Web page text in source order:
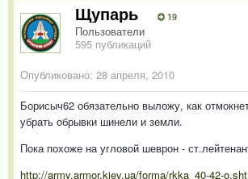
Щупарь 19
Пользователи
595 публикаций
Опубликовано: 28 апреля, 2010
Борисыч62 обязательно выложу, как
убрать обрывки шинели и земли.
Пока похоже на угловой шеврон -
http://army.armor.kiev.ua/forma/rkka_40-42-